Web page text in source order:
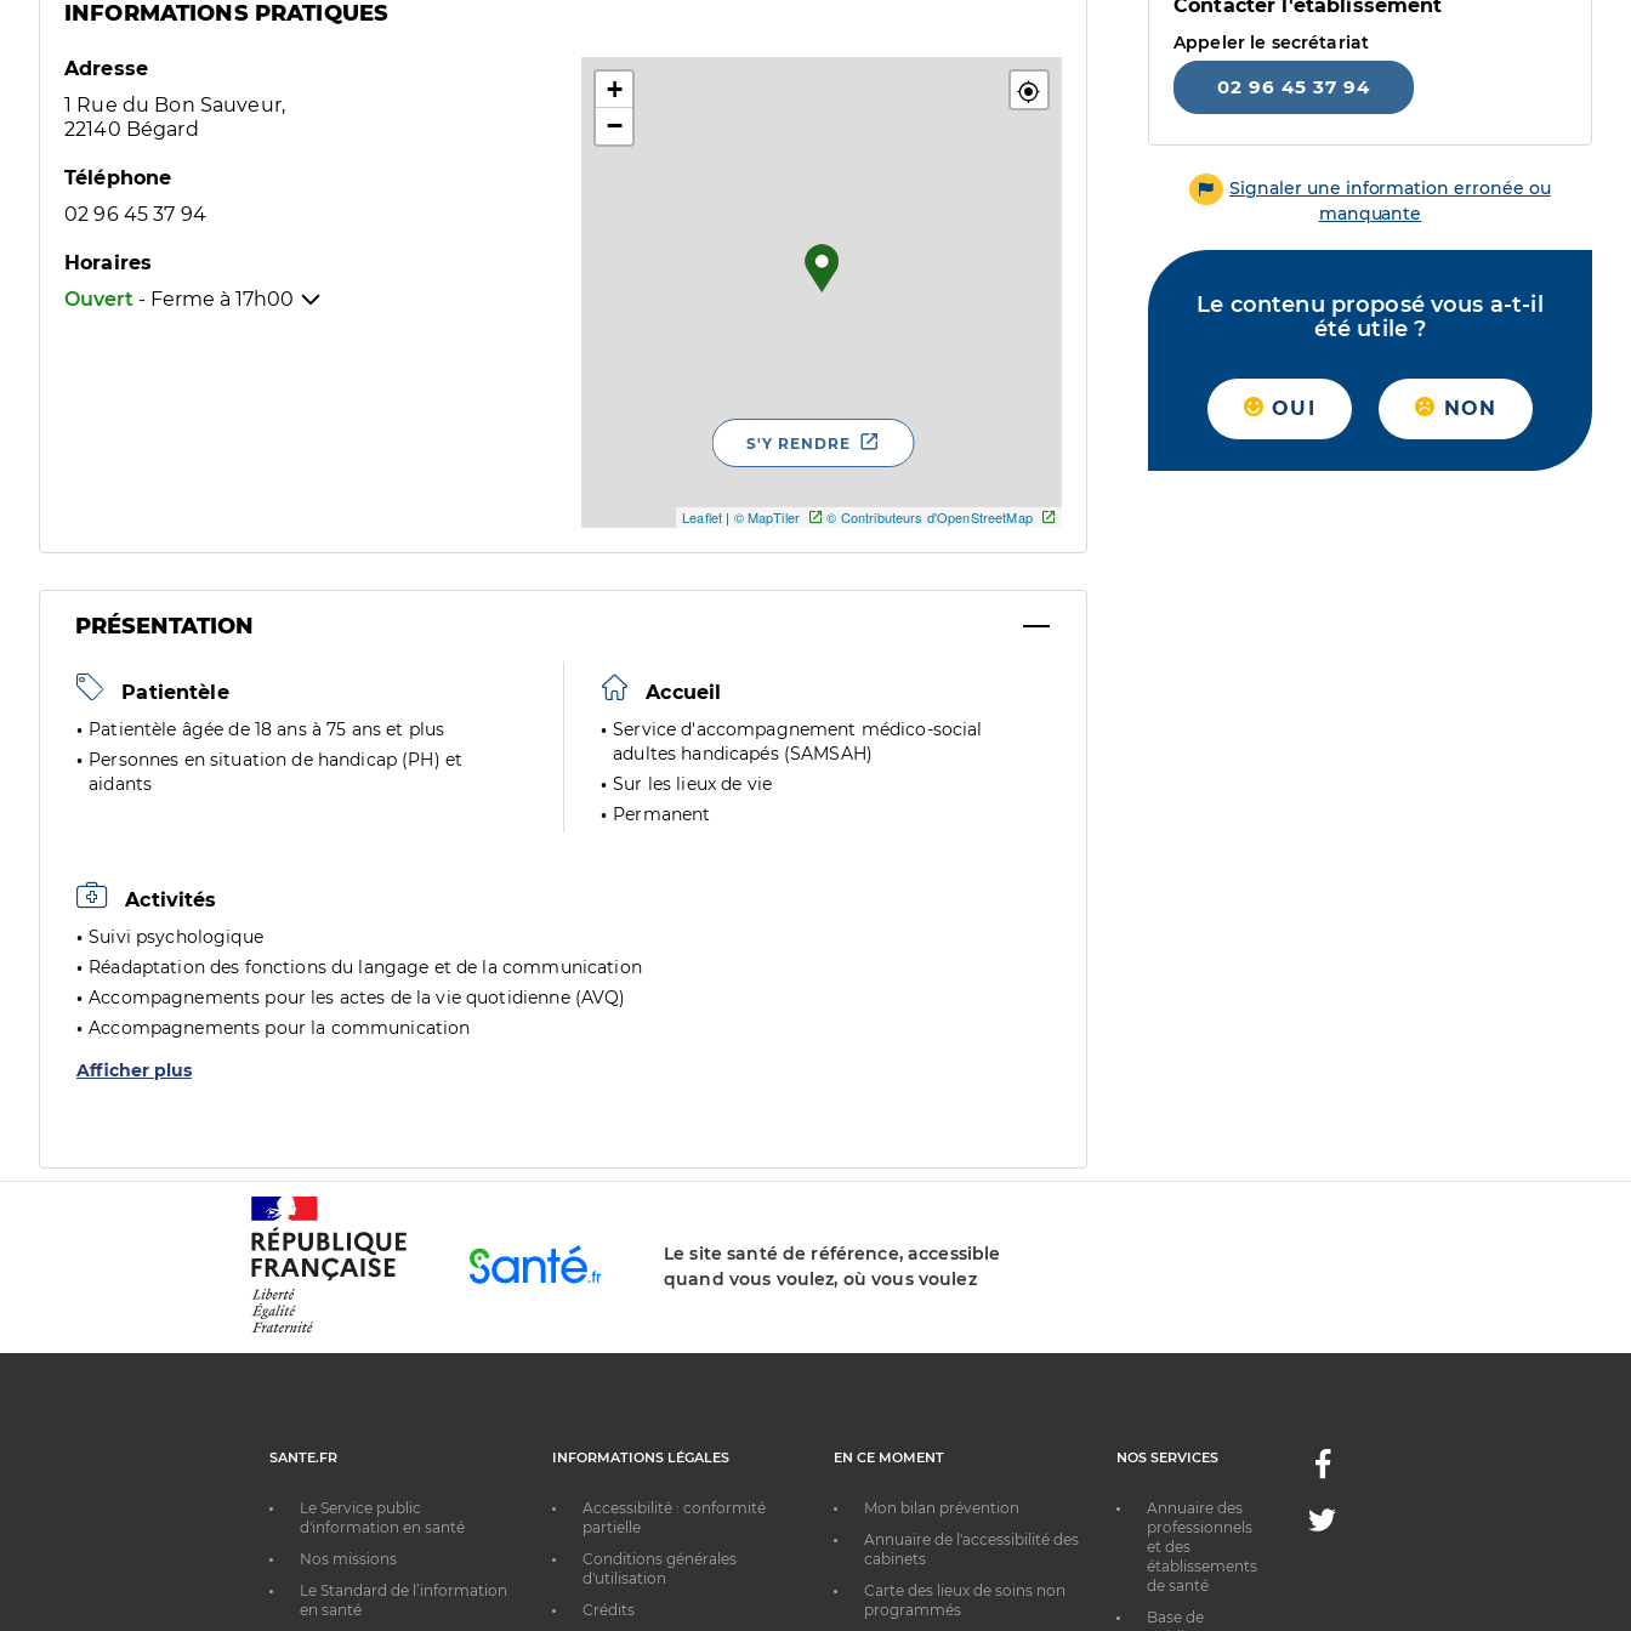
INFORMATIONS PRATIQUES
Adresse
1 Rue du Bon Sauveur,
22140 Bégard
Téléphone
02 96 45 37 94
Horaires
Ouvert - Ferme à 17h00
+
−
Leaflet | © MapTiler © Contributeurs d'OpenStreetMap
S'Y RENDRE
PRÉSENTATION
Patientèle
Patientèle âgée de 18 ans à 75 ans et plus
Personnes en situation de handicap (PH) et
aidants
Accueil
Service d'accompagnement médico-social
adultes handicapés (SAMSAH)
Sur les lieux de vie
Permanent
Activités
Suivi psychologique
Réadaptation des fonctions du langage et de la communication
Accompagnements pour les actes de la vie quotidienne (AVQ)
Accompagnements pour la communication
Afficher plus
Contacter l'établissement
Appeler le secrétariat
02 96 45 37 94
Signaler une information erronée ou
manquante
Le contenu proposé vous a-t-il
été utile ?
OUI NON
Le site santé de référence, accessible
quand vous voulez, où vous voulez
SANTE.FR
Le Service public
d'information en santé
Nos missions
Le Standard de l’information
en santé
INFORMATIONS LÉGALES
Accessibilité : conformité
partielle
Conditions générales
d'utilisation
Crédits
EN CE MOMENT
Mon bilan prévention
Annuaire de l'accessibilité des
cabinets
Carte des lieux de soins non
programmés
NOS SERVICES
Annuaire des
professionnels
et des
établissements
de santé
Base de
Facebook
Twitter